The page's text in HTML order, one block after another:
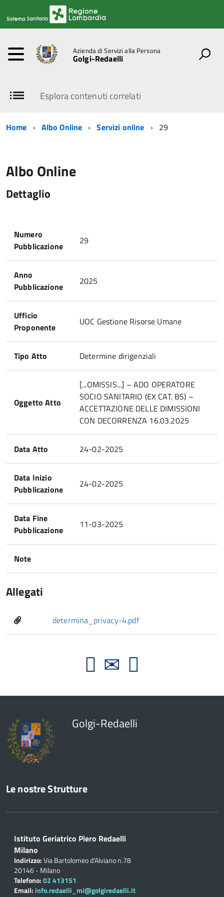
Azienda di Servizi alla Persona
Golgi-Redaelli
Esplora contenuti correlati
Home Albo Online Servizi online 29
Albo Online
Dettaglio
Numero
Pubblicazione
29
Anno
Pubblicazione
2025
Ufficio
Proponente
UOC Gestione Risorse Umane
Tipo Atto Determine dirigenziali
Oggetto Atto
[...OMISSIS...] – ADO OPERATORE
SOCIO SANITARIO (EX CAT. BS) –
ACCETTAZIONE DELLE DIMISSIONI
CON DECORRENZA 16.03.2025
Data Atto 24-02-2025
Data Inizio
Pubblicazione
24-02-2025
Data Fine
Pubblicazione
11-03-2025
Note
Allegati
determina_privacy-4.pdf
Golgi-Redaelli
Le nostre Strutture
Istituto Geriatrico Piero Redaelli
Milano
Indirizzo:Via Bartolomeo d'Alviano n.78
20146 - Milano
Telefono:02 413151
Email: info.redaelli_mi@golgiredaelli.it